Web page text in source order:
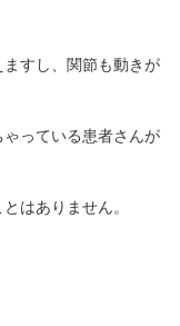
すし、関節も動きが
っている患者さんが
はありません。